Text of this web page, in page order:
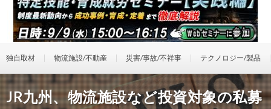
独自取材 物流施設/不動産 災害/事故/不祥事 テクノロジー/製品
JR九州、物流施設など投資対象の私募